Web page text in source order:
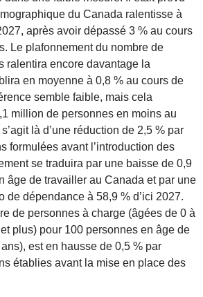
du Canada ralentisse à
après avoir dépassé 3 % au cours
Le plafonnement du nombre de
ralentira encore davantage la
en moyenne à 0,8 % au cours de
semble faible, mais cela
million de personnes en moins au
là d’une réduction de 2,5 % par
formulées avant l’introduction des
se traduira par une baisse de 0,9
âge de travailler au Canada et par une
de dépendance à 58,9 % d’ici 2027.
de personnes à charge (âgées de 0 à
plus) pour 100 personnes en âge de
est en hausse de 0,5 % par
établies avant la mise en place des